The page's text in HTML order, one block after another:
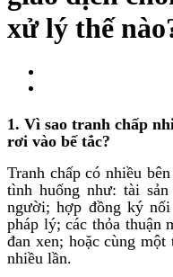
xử lý thế
1. Vì sao tranh chấp
rơi vào bế tắc?
Tranh chấp có nhiều
tình huống như: tài
người; hợp đồng ký
pháp lý; các thỏa thuận
đan xen; hoặc cùng
nhiều lần.